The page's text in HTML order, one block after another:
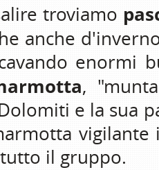
troviamo
anche
enormi
,
e la sua
il gruppo.